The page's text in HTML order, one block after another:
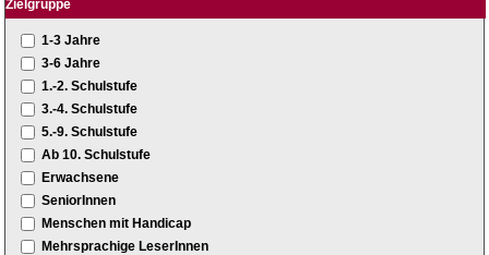
Zielgruppe
1-3 Jahre
3-6 Jahre
1.-2. Schulstufe
3.-4. Schulstufe
5.-9. Schulstufe
Ab 10. Schulstufe
Erwachsene
SeniorInnen
Menschen mit Handicap
Mehrsprachige LeserInnen